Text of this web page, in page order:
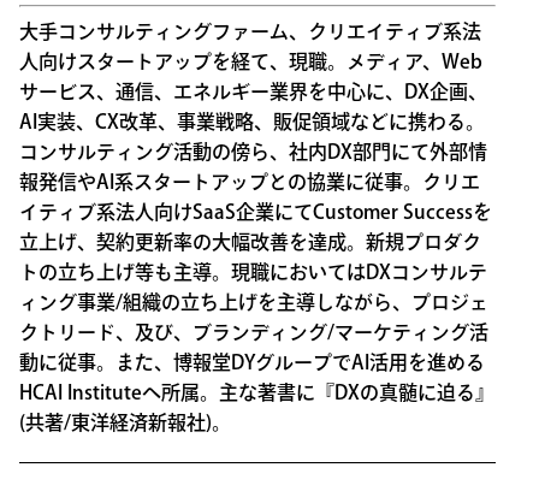
大手コンサルティングファーム、クリエイティブ系法
人向けスタートアップを経て、現職。メディア、Web
サービス、通信、エネルギー業界を中心に、DX企画、
AI実装、CX改革、事業戦略、販促領域などに携わる。
コンサルティング活動の傍ら、社内DX部門にて外部情
報発信やAI系スタートアップとの協業に従事。クリエ
イティブ系法人向けSaaS企業にてCustomer Successを
立上げ、契約更新率の大幅改善を達成。新規プロダク
トの立ち上げ等も主導。現職においてはDXコンサルテ
ィング事業/組織の立ち上げを主導しながら、プロジェ
クトリード、及び、ブランディング/マーケティング活
動に従事。また、博報堂DYグループでAI活用を進める
HCAI Instituteへ所属。主な著書に『DXの真髄に迫る』
(共著/東洋経済新報社)。